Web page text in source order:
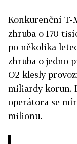
Konkurenční T-
zhruba o 170
po několika
zhruba o jedno
O2 klesly
miliardy korun.
operátora se
milionu.